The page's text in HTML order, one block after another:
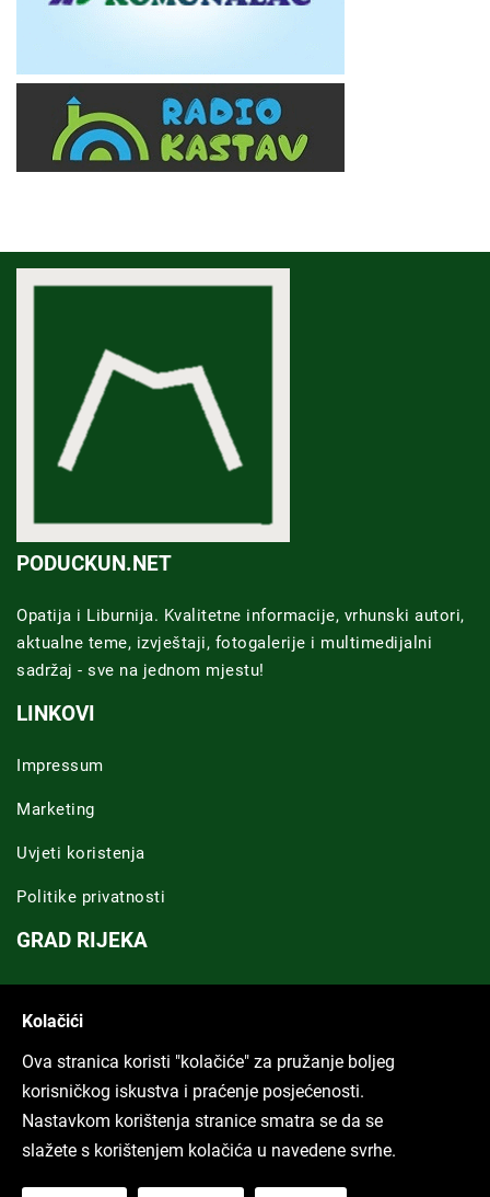
PODUCKUN.NET
Opatija i Liburnija. Kvalitetne informacije, vrhunski autori,
aktualne teme, izvještaji, fotogalerije i multimedijalni
sadržaj - sve na jednom mjestu!
LINKOVI
Impressum
Marketing
Uvjeti koristenja
Politike privatnosti
GRAD RIJEKA
ARHIVA TEKSTOVA
Svi tekstovi
Kolačići
Ova stranica koristi "kolačiće" za pružanje boljeg
korisničkog iskustva i praćenje posjećenosti.
Nastavkom korištenja stranice smatra se da se
slažete s korištenjem kolačića u navedene svrhe.